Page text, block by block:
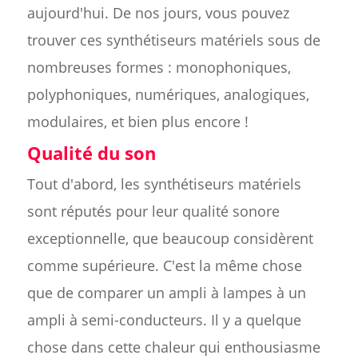
aujourd'hui. De nos jours, vous pouvez
trouver ces synthétiseurs matériels sous de
nombreuses formes : monophoniques,
polyphoniques, numériques, analogiques,
modulaires, et bien plus encore !
Qualité du son
Tout d'abord, les synthétiseurs matériels
sont réputés pour leur qualité sonore
exceptionnelle, que beaucoup considèrent
comme supérieure. C'est la même chose
que de comparer un ampli à lampes à un
ampli à semi-conducteurs. Il y a quelque
chose dans cette chaleur qui enthousiasme